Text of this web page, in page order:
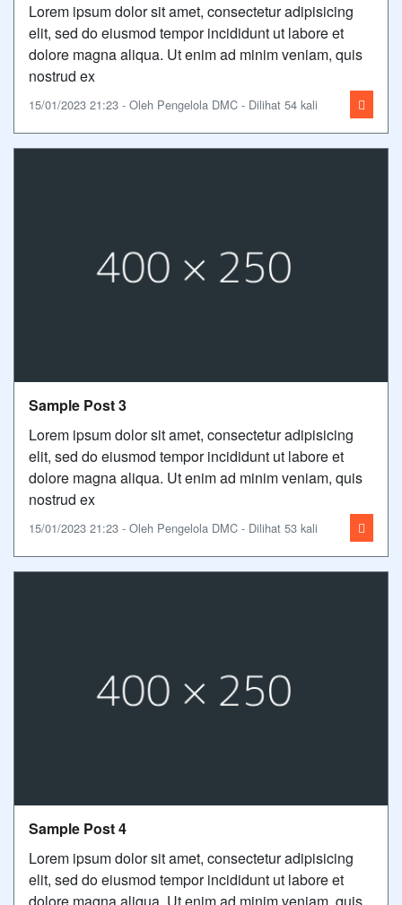
Lorem ipsum dolor sit amet, consectetur adipisicing
elit, sed do eiusmod tempor incididunt ut labore et
dolore magna aliqua. Ut enim ad minim veniam, quis
nostrud ex
15/01/2023 21:23 - Oleh Pengelola DMC - Dilihat 54 kali
Sample Post 3
Lorem ipsum dolor sit amet, consectetur adipisicing
elit, sed do eiusmod tempor incididunt ut labore et
dolore magna aliqua. Ut enim ad minim veniam, quis
nostrud ex
15/01/2023 21:23 - Oleh Pengelola DMC - Dilihat 53 kali
Sample Post 4
Lorem ipsum dolor sit amet, consectetur adipisicing
elit, sed do eiusmod tempor incididunt ut labore et